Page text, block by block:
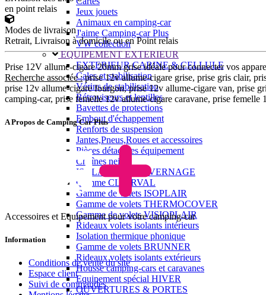
Jeux jouets
Animaux en camping-car
J'aime Camping-car Plus
VW collection
EQUIPEMENT EXTERIEUR
EXTERIEUR CABINE & CELLULE
Cales et stabilisation
Vérins de stabilisation
Rétroviseurs et lentilles
Bavettes de protections
Embout d'échappement
Renforts de suspension
Jantes,Pneus,Roues et accessoires
Pièces détachées équipement
Chaînes neige
ISOLATION & HIVERNAGE
Gamme CLAIRVAL
Gamme de volets ISOPLAIR
Gamme de volets THERMOCOVER
Gamme de volets VISIOPLAIR
Rideaux volets isolants intérieurs
Isolation thermique phonique
Gamme de volets BRUNNER
Rideaux volets isolants extérieurs
Housse camping-cars et caravanes
Equipement spécial HIVER
OUVERTURES & PORTES
en point relais
Modes de livraison
Retrait, Livraison à domicile ou en Point relais
Prise 12V allume-cigare 20mm grise idéale pour connecter vos
Recherche associée :prise 12v allume-cigare grise, prise gris clair,
prise 12v allume-cigare fourgon, prise 12v allume-cigare van, prise
camping-car, prise femelle 12v allume-cigare caravane, prise
A Propos de Camping Car Plus
Accessoires et Equipement pour votre camping-car
Information
Conditions de vente du site
Espace client
Suivi de commandes